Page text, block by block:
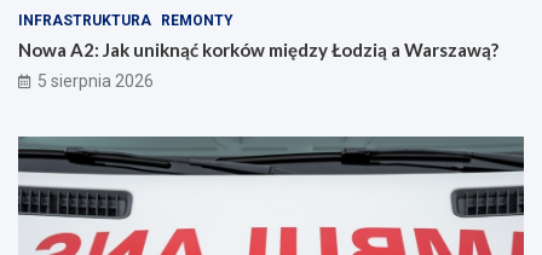
INFRASTRUKTURA REMONTY
Nowa A2: Jak uniknąć korków między Łodzią a Warszawą?
5 sierpnia 2026